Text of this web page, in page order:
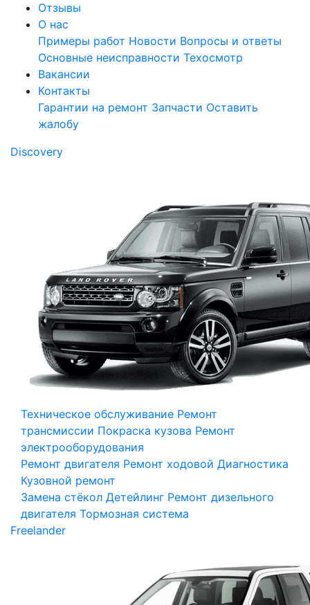
Отзывы
О нас
Примеры работ Новости Вопросы и ответы
Основные неисправности Техосмотр
Вакансии
Контакты
Гарантии на ремонт Запчасти Оставить
жалобу
Discovery
Техническое обслуживание Ремонт
трансмиссии Покраска кузова Ремонт
электрооборудования
Ремонт двигателя Ремонт ходовой Диагностика
Кузовной ремонт
Замена стёкол Детейлинг Ремонт дизельного
двигателя Тормозная система
Freelander